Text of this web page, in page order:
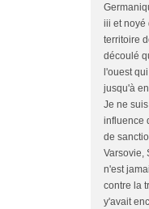
iii et noyé
territoire
découlé
l'ouest
jusqu'à
Je ne
influence
de
Varsovie,
n'est
contre la
y'avait